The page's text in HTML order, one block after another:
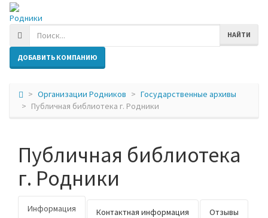
Родники
НАЙТИ
ДОБАВИТЬ КОМПАНИЮ
Организации Родников
Государственные архивы
Публичная библиотека г. Родники
Публичная библиотека
г. Родники
Информация Контактная информация
Отзывы